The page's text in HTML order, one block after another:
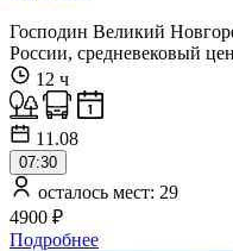
Господин Великий
России, средневековый
12 ч
11.08
07:30
осталось мест: 29
4900 ₽
Подробнее